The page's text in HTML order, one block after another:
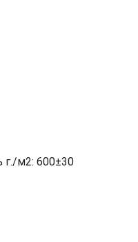
г./м2: 600±30